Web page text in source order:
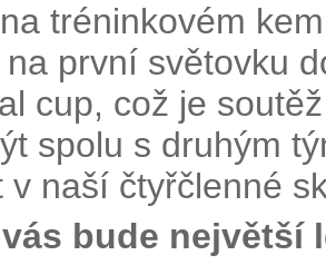
tréninkovém
první světovku
cup, což je
spolu s druhým
v naší čtyřčlenné
bude největší